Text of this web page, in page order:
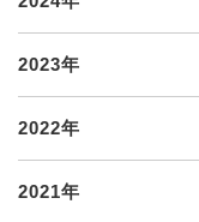
2023年
2022年
2021年